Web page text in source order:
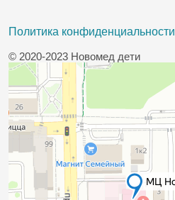
Политика конфиденциальности
© 2020-2023 Новомед дети